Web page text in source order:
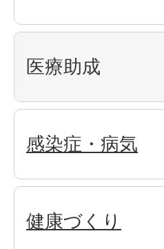
医療助成
感染症・病気
健康づくり